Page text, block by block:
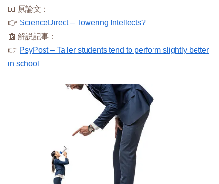
📖 原論文：
👉 ScienceDirect – Towering Intellects?
📰 解説記事：
👉 PsyPost – Taller students tend to perform slightly better
in school